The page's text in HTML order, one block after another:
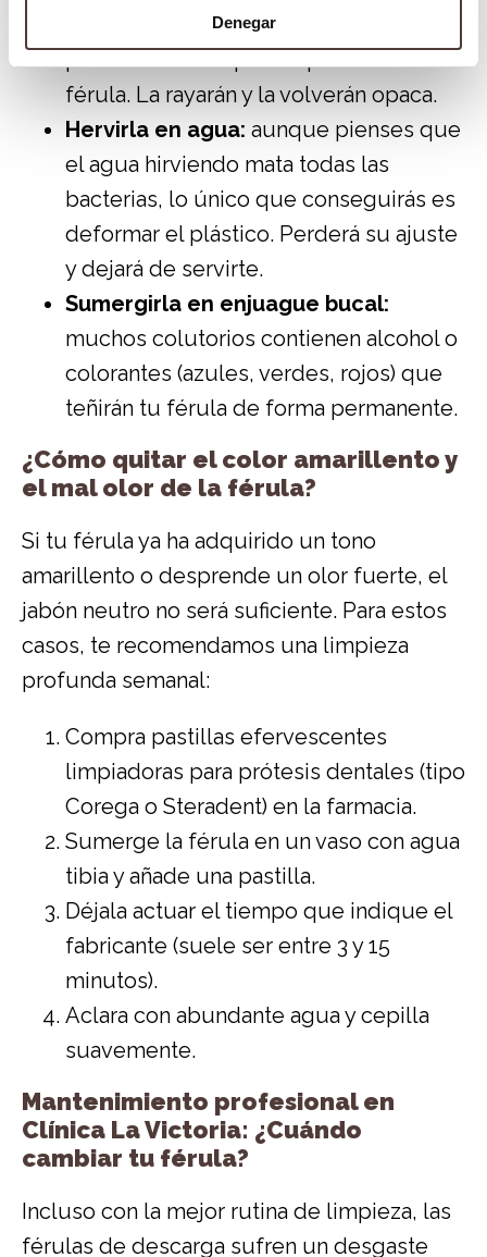
Denegar
abrasivos diseñados para el esmalte,
férula. La rayarán y la volverán opaca.
Hervirla en agua: aunque pienses que
el agua hirviendo mata todas las
bacterias, lo único que conseguirás es
deformar el plástico. Perderá su ajuste
y dejará de servirte.
Sumergirla en enjuague bucal:
muchos colutorios contienen alcohol o
colorantes (azules, verdes, rojos) que
teñirán tu férula de forma permanente.
¿Cómo quitar el color amarillento y
el mal olor de la férula?
Si tu férula ya ha adquirido un tono
amarillento o desprende un olor fuerte, el
jabón neutro no será suficiente. Para estos
casos, te recomendamos una limpieza
profunda semanal:
Compra pastillas efervescentes
limpiadoras para prótesis dentales (tipo
Corega o Steradent) en la farmacia.
Sumerge la férula en un vaso con agua
tibia y añade una pastilla.
Déjala actuar el tiempo que indique el
fabricante (suele ser entre 3 y 15
minutos).
Aclara con abundante agua y cepilla
suavemente.
Mantenimiento profesional en
Clínica La Victoria: ¿Cuándo
cambiar tu férula?
Incluso con la mejor rutina de limpieza, las
férulas de descarga sufren un desgaste